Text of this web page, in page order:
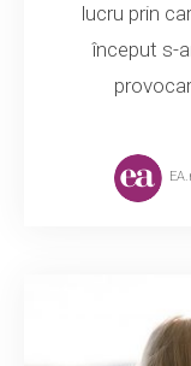
lucru prin
început s-